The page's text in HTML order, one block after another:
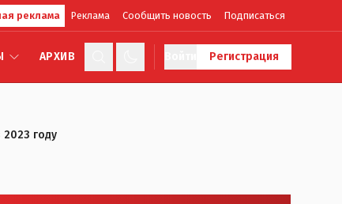
реклама Реклама Сообщить новость Подписаться
АРХИВ Регистрация
году